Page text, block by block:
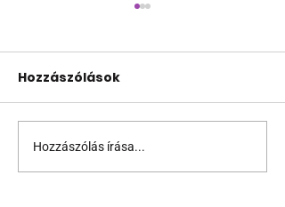
Csődbe ment London
legnépszerűbb meleg
Hozzászólások
Hozzászólás írása...